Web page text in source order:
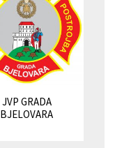
JVP GRADA
BJELOVARA